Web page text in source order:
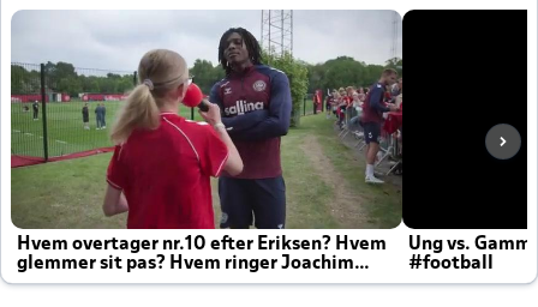
Hvem overtager nr.10 efter Eriksen? Hvem
glemmer sit pas? Hvem ringer Joachim
altid til efter kampe?
Ung vs.
#football